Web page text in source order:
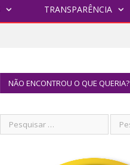
TRANSPARÊNCIA
NÃO ENCONTROU O QUE QUERIA?